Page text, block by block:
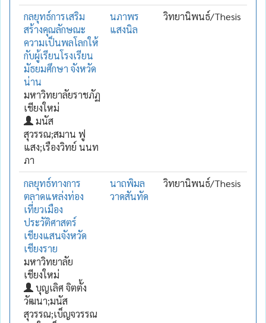
กลยุทธ์การเสริม
สร้างคุณลักษณะ
ความเป็นพลโลกให้
กับผู้เรียนโรงเรียน
มัธยมศึกษา จังหวัด
น่าน
มหาวิทยาลัยราชภัฏ
เชียงใหม่
มนัส
สุวรรณ;สมาน ฟู
แสง;เรืองวิทย์ นนท
ภา
นภาพร
แสงนิล
วิทยานิพนธ์/Thesis
กลยุทธ์ทางการ
ตลาดแหล่งท่อง
เที่ยวเมือง
ประวัติศาสตร์
เชียงแสนจังหวัด
เชียงราย
มหาวิทยาลัย
เชียงใหม่
บุญเลิศ จิตตั้ง
วัฒนา;มนัส
สุวรรณ;เบ็ญจวรรณ
นาถพิมล
วาดสันทัด
วิทยานิพนธ์/Thesis